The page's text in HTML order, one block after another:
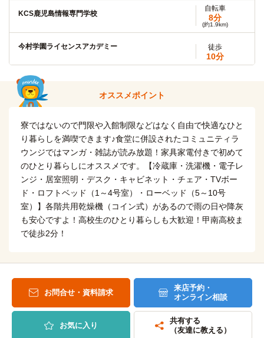
バス
12分
「鹿児島中央駅前」停→（市バス12分）→「下伊敷」停
自転車
11分
第一工科大学(鹿児島中央キャンパス)
鹿児島ホテル短期大学校 徒歩
11分
鹿児島大学(大学院) 徒歩
12分
鹿児島国際大学(伊敷キャンパス) バス
14分
「鹿児島中央駅前」停→（市バス14分）→「岩崎」停
鹿児島国際大学短期大学部 電車
「鹿児島中央」駅→（JR指宿枕崎線21分）→「坂之上」駅→
スクールバス5分
KCS鹿児島情報専門学校
自転車
8分
(約1.9km)
今村学園ライセンスアカデミー 徒歩
10分
赤塚学園美容・デザイン専門学校
11分
鹿児島高等予備校
7分
鹿児島鍼灸専門学校 徒歩
4分
南九州医療事務医療秘書専門学校 徒歩
5分
鹿児島県理容美容専門学校 徒歩
11分
北九州予備校鹿児島校 徒歩
オススメポイント
寮ではないので門限や入館制限などはなく自由で快適なひと
り暮らしを満喫できます♪食堂に併設されたコミュニティラ
ウンジではマンガ・雑誌が読み放題！家具家電付きで初めて
のひとり暮らしにオススメです。【冷蔵庫・洗濯機・電子レ
ンジ・居室照明・デスク・キャビネット・チェア・TVボー
ド・ロフトベッド（1～4号室）・ローベッド（5～10号
室）】各階共用乾燥機（コイン式）があるので雨の日や降灰
も安心ですよ！高校生のひとり暮らしも大歓迎！甲南高校ま
で徒歩2分！
お問合せ・資料請求
来店予約・
オンライン相談
お気に入り
共有する
（友達に教える）